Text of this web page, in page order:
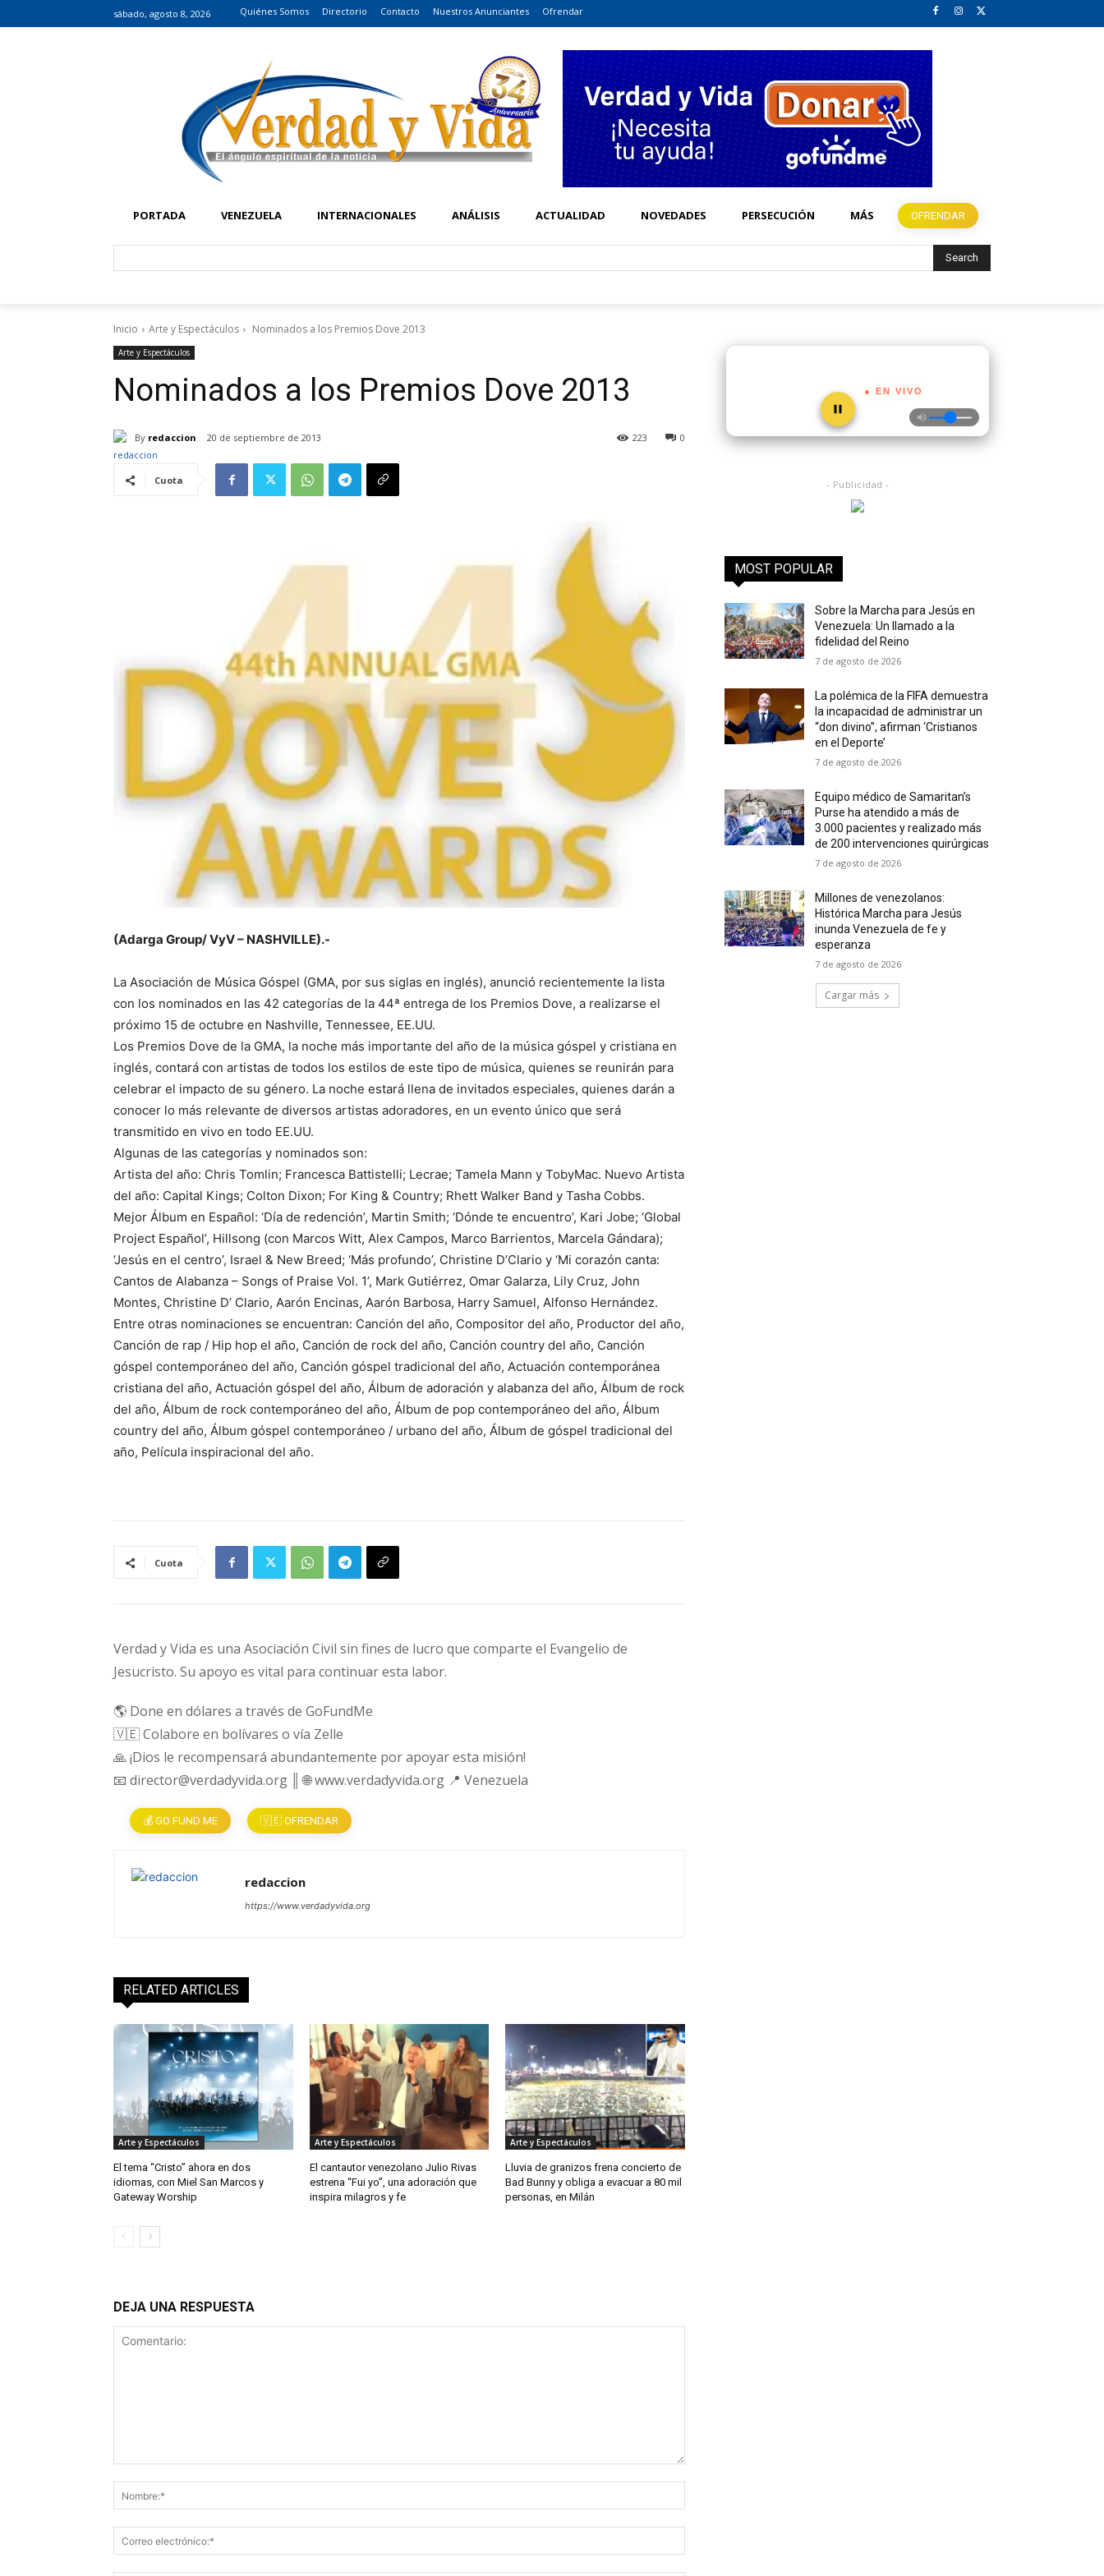
sábado, agosto 8, 2026 Quiénes Somos Directorio Contacto Nuestros Anunciantes Ofrendar
PORTADA VENEZUELA INTERNACIONALES ANÁLISIS ACTUALIDAD NOVEDADES PERSECUCIÓN MÁS OFRENDAR
Search
Inicio Arte y Espectáculos Nominados a los Premios Dove 2013
Arte y Espectáculos
Nominados a los Premios Dove 2013
By redaccion 20 de septiembre de 2013 0
223
Cuota
(Adarga Group/ VyV – NASHVILLE).-
La Asociación de Música Góspel (GMA, por sus siglas en inglés), anunció recientemente la lista
con los nominados en las 42 categorías de la 44ª entrega de los Premios Dove, a realizarse el
próximo 15 de octubre en Nashville, Tennessee, EE.UU.
Los Premios Dove de la GMA, la noche más importante del año de la música góspel y cristiana en
inglés, contará con artistas de todos los estilos de este tipo de música, quienes se reunirán para
celebrar el impacto de su género. La noche estará llena de invitados especiales, quienes darán a
conocer lo más relevante de diversos artistas adoradores, en un evento único que será
transmitido en vivo en todo EE.UU.
Algunas de las categorías y nominados son:
Artista del año: Chris Tomlin; Francesca Battistelli; Lecrae; Tamela Mann y TobyMac. Nuevo Artista
del año: Capital Kings; Colton Dixon; For King & Country; Rhett Walker Band y Tasha Cobbs.
Mejor Álbum en Español: ‘Día de redención’, Martin Smith; ‘Dónde te encuentro’, Kari Jobe; ‘Global
Project Español’, Hillsong (con Marcos Witt, Alex Campos, Marco Barrientos, Marcela Gándara);
‘Jesús en el centro’, Israel & New Breed; ‘Más profundo’, Christine D’Clario y ‘Mi corazón canta:
Cantos de Alabanza – Songs of Praise Vol. 1’, Mark Gutiérrez, Omar Galarza, Lily Cruz, John
Montes, Christine D’ Clario, Aarón Encinas, Aarón Barbosa, Harry Samuel, Alfonso Hernández.
Entre otras nominaciones se encuentran: Canción del año, Compositor del año, Productor del año,
Canción de rap / Hip hop el año, Canción de rock del año, Canción country del año, Canción
góspel contemporáneo del año, Canción góspel tradicional del año, Actuación contemporánea
cristiana del año, Actuación góspel del año, Álbum de adoración y alabanza del año, Álbum de rock
del año, Álbum de rock contemporáneo del año, Álbum de pop contemporáneo del año, Álbum
country del año, Álbum góspel contemporáneo / urbano del año, Álbum de góspel tradicional del
año, Película inspiracional del año.
Cuota
Verdad y Vida es una Asociación Civil sin fines de lucro que comparte el Evangelio de
Jesucristo. Su apoyo es vital para continuar esta labor.
🌎 Done en dólares a través de GoFundMe
🇻🇪 Colabore en bolívares o vía Zelle
🙏 ¡Dios le recompensará abundantemente por apoyar esta misión!
📧 director@verdadyvida.org ║ 🌐 www.verdadyvida.org 📍 Venezuela
💰 GO FUND ME 🇻🇪 OFRENDAR
redaccion
https://www.verdadyvida.org
RELATED ARTICLES
Arte y Espectáculos
El tema “Cristo” ahora en dos
idiomas, con Miel San Marcos y
Gateway Worship
Arte y Espectáculos
El cantautor venezolano Julio Rivas
estrena “Fui yo”, una adoración que
inspira milagros y fe
Arte y Espectáculos
Lluvia de granizos frena concierto de
Bad Bunny y obliga a evacuar a 80 mil
personas, en Milán
DEJA UNA RESPUESTA
electrónico:*
● EN VIVO
- Publicidad -
MOST POPULAR
Sobre la Marcha para Jesús en
Venezuela: Un llamado a la
fidelidad del Reino
7 de agosto de 2026
La polémica de la FIFA demuestra
la incapacidad de administrar un
“don divino”, afirman ‘Cristianos
en el Deporte’
7 de agosto de 2026
Equipo médico de Samaritan’s
Purse ha atendido a más de
3.000 pacientes y realizado más
de 200 intervenciones quirúrgicas
7 de agosto de 2026
Millones de venezolanos:
Histórica Marcha para Jesús
inunda Venezuela de fe y
esperanza
7 de agosto de 2026
Cargar más